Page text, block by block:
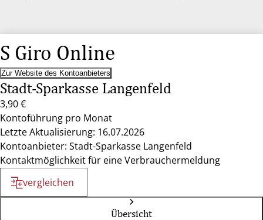
S Giro Online
Zur Website des Kontoanbieters
Stadt-Sparkasse Langenfeld
3,90 €
Kontoführung pro Monat
Letzte Aktualisierung: 16.07.2026
Kontoanbieter: Stadt-Sparkasse Langenfeld
Kontaktmöglichkeit für eine Verbrauchermeldung
vergleichen
Übersicht